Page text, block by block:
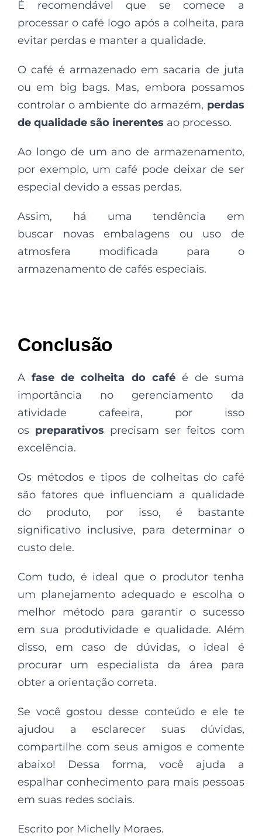
É recomendável que se comece a
processar o café logo após a colheita, para
evitar perdas e manter a qualidade.
O café é armazenado em sacaria de juta
ou em big bags. Mas, embora possamos
controlar o ambiente do armazém, perdas
de qualidade são inerentes ao processo.
Ao longo de um ano de armazenamento,
por exemplo, um café pode deixar de ser
especial devido a essas perdas.
Assim, há uma tendência em
buscar novas embalagens ou uso de
atmosfera modificada para o
armazenamento de cafés especiais.
Conclusão
Afase de colheita do caféé de suma
importância no gerenciamento da
atividade cafeeira, por isso
os preparativos precisam ser feitos com
excelência.
Os métodos e tipos de colheitas do café
são fatores que influenciam a qualidade
do produto, por isso, é bastante
significativo inclusive, para determinar o
custo dele.
Com tudo, é ideal que o produtor tenha
um planejamento adequado e escolha o
melhor método para garantir o sucesso
em sua produtividade e qualidade. Além
disso, em caso de dúvidas, o ideal é
procurar um especialista da área para
obter a orientação correta.
Se você gostou desse conteúdo e ele te
ajudou a esclarecer suas dúvidas,
compartilhe com seus amigos e comente
abaixo! Dessa forma, você ajuda a
espalhar conhecimento para mais pessoas
em suas redes sociais.
Escrito por Michelly Moraes.